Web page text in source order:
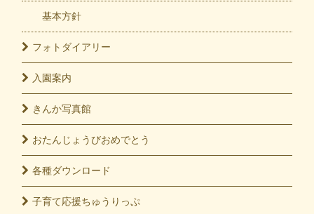
基本方針
フォト ダイアリー
入園案内
きんか写真館
おたんじょうびおめでとう
各種ダウンロード
子育て応援ちゅうりっぷ